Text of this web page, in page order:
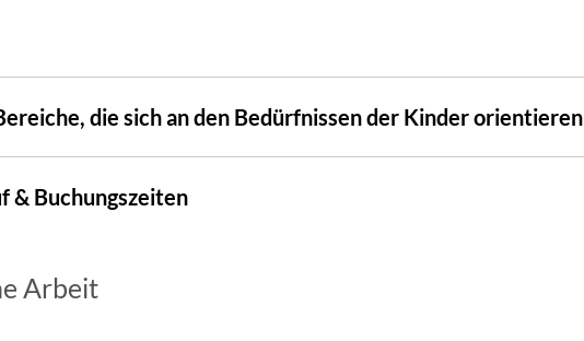
die sich an den Bedürfnissen der Kinder orientieren
& Buchungszeiten
Arbeit